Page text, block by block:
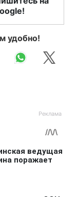
удобно!